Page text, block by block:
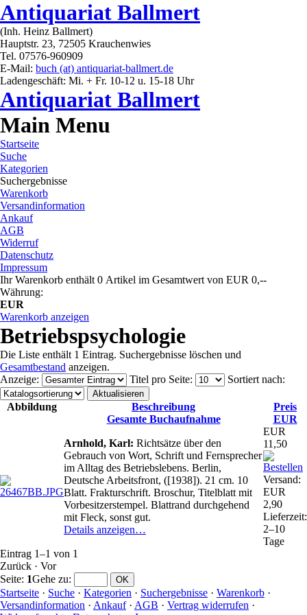
Antiquariat Ballmert
(Inh. Heinz Ballmert)
Hauptstr. 23, 72505 Krauchenwies
Tel. 07576-960909
E-Mail: buch (at) antiquariat-ballmert.de
Ladengeschäft: Mi. + Fr. 10-12 u. 15-18 Uhr
Antiquariat Ballmert
Main Menu
Startseite
Suche
Kategorien
Suchergebnisse
Warenkorb
Versandinformation
Ankauf
AGB
Widerruf
Datenschutz
Impressum
Ihr Warenkorb enthält 0 Artikel im Gesamtwert von EUR 0,--
Währung:
EUR
Warenkorb anzeigen
Betriebspsychologie
Die Liste enthält 1 Eintrag. Suchergebnisse löschen und
Gesamtbestand anzeigen.
Anzeige: Titel pro Seite: Sortiert nach:
Abbildung
Beschreibung
Gesamte Buchaufnahme
Preis
EUR
Arnhold, Karl: Richtsätze über den
Gebrauch von Wort, Schrift und Fernsprecher
im Alltag des Betriebslebens. Berlin,
Deutsche Arbeitsfront, ([1938]). 21 cm. 10
Blatt. Frakturschrift. Broschur, Titelblatt mit
Vorbesitzerstempel. Blattrand durchgehend
mit Fleck, sonst gut.
Details anzeigen…
EUR
11,50
Versand:
EUR
2,90
Lieferzeit:
2–10
Tage
Eintrag 1–1 von 1
Zurück · Vor
Seite: 1Gehe zu:
Startseite · Suche · Kategorien · Suchergebnisse · Warenkorb ·
Versandinformation · Ankauf· AGB · Vertrag widerrufen ·